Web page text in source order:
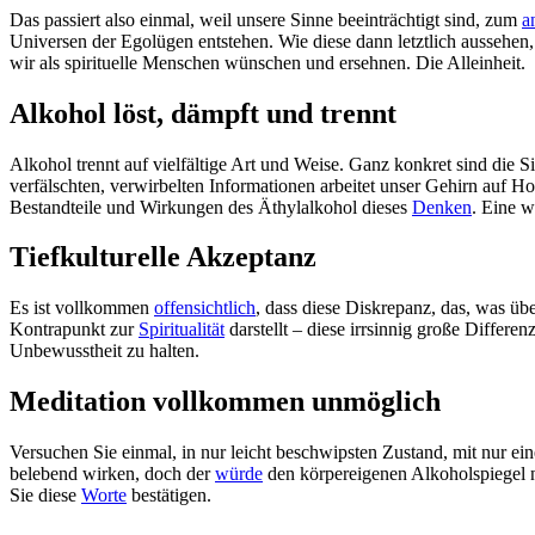
Das passiert also einmal, weil unsere Sinne beeinträchtigt sind, zum
Universen der Egolügen entstehen. Wie diese dann letztlich
wir als spirituelle Menschen wünschen und ersehnen. Die Alleinheit.
Alkohol löst, dämpft und trennt
Alkohol trennt auf vielfältige Art und Weise. Ganz konkret sind die
verfälschten, verwirbelten Informationen arbeitet unser Gehirn auf
Bestandteile und Wirkungen des Äthylalkohol dieses Denken. Eine
Tiefkulturelle Akzeptanz
Es ist vollkommen offensichtlich, dass diese Diskrepanz, das, was
Kontrapunkt zur Spiritualität darstellt – diese irrsinnig große
Unbewusstheit zu halten.
Meditation vollkommen unmöglich
Versuchen Sie einmal, in nur leicht beschwipsten Zustand, mit nur
belebend wirken, doch derwürde den körpereigenen Alkoholspiegel
Sie diese Worte bestätigen.